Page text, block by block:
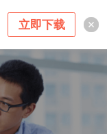
立即下载